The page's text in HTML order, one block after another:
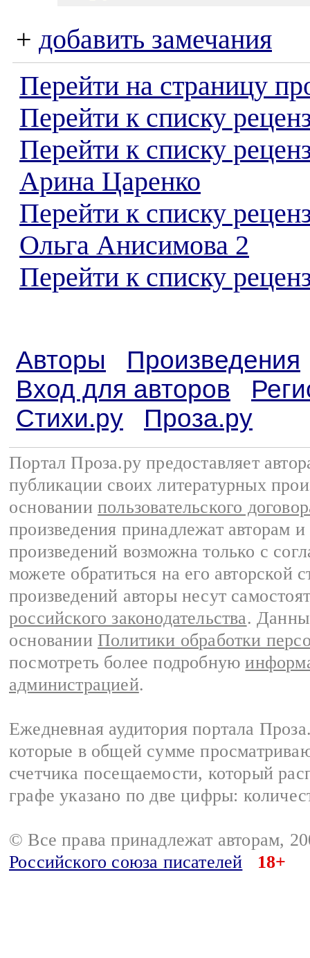
+ добавить замечания
Перейти на страницу
Перейти к списку
Перейти к списку
Арина Царенко
Перейти к списку
Ольга Анисимова 2
Перейти к списку
Авторы
Произведения
Вход для авторов
Стихи.ру
Проза.ру
Портал Проза.ру предоставляет
публикации своих литературных
основании пользовательского
произведения принадлежат авторам
произведений возможна только с
можете обратиться на его авторской
произведений авторы несут
российского законодательства.
основании Политики обработки
посмотреть более подробную
администрацией.
Ежедневная аудитория портала
которые в общей сумме
счетчика посещаемости, который
графе указано по две цифры:
© Все права принадлежат авторам,
Российского союза писателей
18+